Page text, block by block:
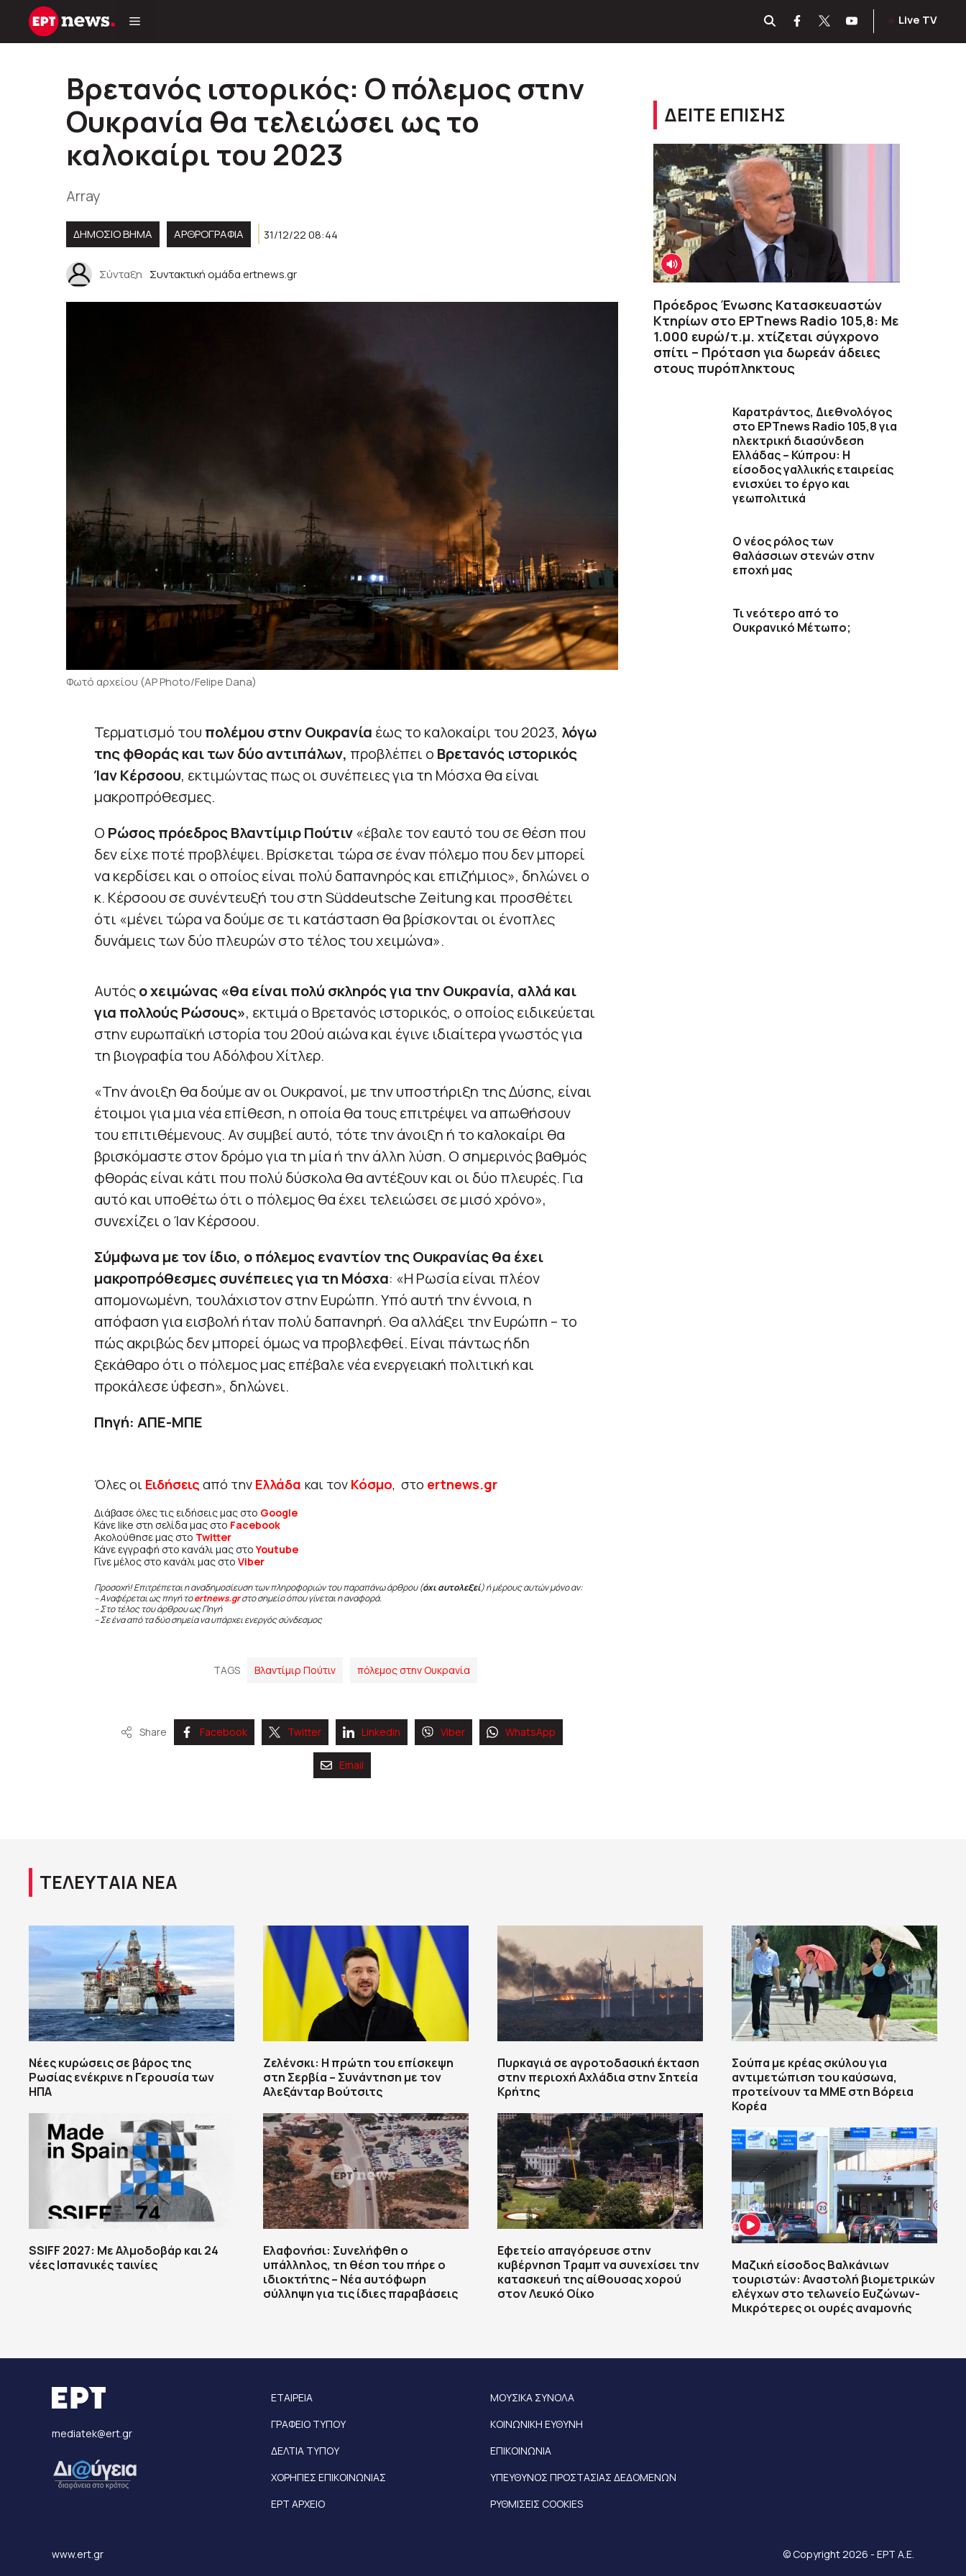
Μετάβαση
Live TV
Βρετανός ιστορικός: Ο πόλεμος στην
Ουκρανία θα τελειώσει ως το
καλοκαίρι του 2023
Array
ΔΗΜΟΣΙΟ ΒΗΜΑ ΑΡΘΡΟΓΡΑΦΊΑ 31/12/22 08:44
Σύνταξη Συντακτική ομάδα ertnews.gr
Φωτό αρχείου (AP Photo/Felipe Dana)
Τερματισμό του πολέμου στην Ουκρανία έως το καλοκαίρι του 2023, λόγω
της φθοράς και των δύο αντιπάλων, προβλέπει ο Βρετανός ιστορικός
Ίαν Κέρσοου, εκτιμώντας πως οι συνέπειες για τη Μόσχα θα είναι
μακροπρόθεσμες.
Ο Ρώσος πρόεδρος Βλαντίμιρ Πούτιν«έβαλε τον εαυτό του σε θέση που
δεν είχε ποτέ προβλέψει. Βρίσκεται τώρα σε έναν πόλεμο που δεν μπορεί
να κερδίσει και ο οποίος είναι πολύ δαπανηρός και επιζήμιος», δηλώνει ο
κ. Κέρσοου σε συνέντευξή του στη Süddeutsche Zeitung και προσθέτει
ότι «μένει τώρα να δούμε σε τι κατάσταση θα βρίσκονται οι ένοπλες
δυνάμεις των δύο πλευρών στο τέλος του χειμώνα».
Αυτόςο χειμώνας «θα είναι πολύ σκληρός για την Ουκρανία, αλλά και
για πολλούς Ρώσους», εκτιμά ο Βρετανός ιστορικός, ο οποίος ειδικεύεται
στην ευρωπαϊκή ιστορία του 20ού αιώνα και έγινε ιδιαίτερα γνωστός για
τη βιογραφία του Αδόλφου Χίτλερ.
«Την άνοιξη θα δούμε αν οι Ουκρανοί, με την υποστήριξη της Δύσης, είναι
έτοιμοι για μια νέα επίθεση, η οποία θα τους επιτρέψει να απωθήσουν
του επιτιθέμενους. Αν συμβεί αυτό, τότε την άνοιξη ή το καλοκαίρι θα
βρισκόμαστε στον δρόμο για τη μία ή την άλλη λύση. Ο σημερινός βαθμός
φθοράς είναι κάτι που πολύ δύσκολα θα αντέξουν και οι δύο πλευρές. Για
αυτό και υποθέτω ότι ο πόλεμος θα έχει τελειώσει σε μισό χρόνο»,
συνεχίζει ο Ίαν Κέρσοου.
Σύμφωνα με τον ίδιο, ο πόλεμος εναντίον της Ουκρανίας θα έχει
μακροπρόθεσμες συνέπειες για τη Μόσχα: «Η Ρωσία είναι πλέον
απομονωμένη, τουλάχιστον στην Ευρώπη. Υπό αυτή την έννοια, η
απόφαση για εισβολή ήταν πολύ δαπανηρή. Θα αλλάξει την Ευρώπη – το
πώς ακριβώς δεν μπορεί όμως να προβλεφθεί. Είναι πάντως ήδη
ξεκάθαρο ότι ο πόλεμος μας επέβαλε νέα ενεργειακή πολιτική και
προκάλεσε ύφεση», δηλώνει.
Πηγή: ΑΠΕ-ΜΠΕ
Όλες οι Ειδήσεις από την Ελλάδα και τον Κόσμο, στο ertnews.gr
Διάβασε όλες τις ειδήσεις μας στο Google
Κάνε like στη σελίδα μας στο Facebook
Ακολούθησε μας στο Twitter
Κάνε εγγραφή στο κανάλι μας στοYoutube
Γίνε μέλος στο κανάλι μας στο Viber
Προσοχή! Επιτρέπεται η αναδημοσίευση των πληροφοριών του παραπάνω άρθρου (όχι αυτολεξεί) ή μέρους αυτών μόνο αν:
– Αναφέρεται ως πηγή τοertnews.gr στο σημείο όπου γίνεται η αναφορά.
– Στο τέλος του άρθρου ως Πηγή
– Σε ένα από τα δύο σημεία να υπάρχει ενεργός σύνδεσμος
TAGS Βλαντίμιρ Πούτιν πόλεμος στην Ουκρανία
Share Facebook Twitter Linkedin Viber WhatsApp
Email
ΔΕΙΤΕ ΕΠΙΣΗΣ
Πρόεδρος Ένωσης Κατασκευαστών
Κτηρίων στο ΕΡΤnews Radio 105,8: Με
1.000 ευρώ/τ.μ. χτίζεται σύγχρονο
σπίτι – Πρόταση για δωρεάν άδειες
στους πυρόπληκτους
Καρατράντος, Διεθνολόγος
στο ΕΡΤnews Radio 105,8 για
ηλεκτρική διασύνδεση
Ελλάδας – Κύπρου: Η
είσοδος γαλλικής εταιρείας
ενισχύει το έργο και
γεωπολιτικά
O νέος ρόλος των
θαλάσσιων στενών στην
εποχή μας
Τι νεότερο από το
Ουκρανικό Μέτωπο;
ΤΕΛΕΥΤΑΙΑ ΝΕΑ
Νέες κυρώσεις σε βάρος της
Ρωσίας ενέκρινε η Γερουσία των
ΗΠΑ
SSIFF 2027: Με Αλμοδοβάρ και 24
νέες Ισπανικές ταινίες
Ζελένσκι: Η πρώτη του επίσκεψη
στη Σερβία – Συνάντηση με τον
Αλεξάνταρ Βούτσιτς
Ελαφονήσι: Συνελήφθη ο
υπάλληλος, τη θέση του πήρε ο
ιδιοκτήτης – Νέα αυτόφωρη
σύλληψη για τις ίδιες παραβάσεις
Πυρκαγιά σε αγροτοδασική έκταση
στην περιοχή Αχλάδια στην Σητεία
Κρήτης
Εφετείο απαγόρευσε στην
κυβέρνηση Τραμπ να συνεχίσει την
κατασκευή της αίθουσας χορού
στον Λευκό Οίκο
Σούπα με κρέας σκύλου για
αντιμετώπιση του καύσωνα,
προτείνουν τα ΜΜΕ στη Βόρεια
Κορέα
Μαζική είσοδος Βαλκάνιων
τουριστών: Αναστολή βιομετρικών
ελέγχων στο τελωνείο Ευζώνων-
Μικρότερες οι ουρές αναμονής
mediatek@ert.gr
ΕΤΑΙΡΕΙΑ
ΓΡΑΦΕΙΟ ΤΥΠΟΥ
ΔΕΛΤΙΑ ΤΥΠΟΥ
ΧΟΡΗΓΙΕΣ ΕΠΙΚΟΙΝΩΝΙΑΣ
ΕΡΤ ΑΡΧΕΙΟ
ΜΟΥΣΙΚΑ ΣΥΝΟΛΑ
ΚΟΙΝΩΝΙΚΗ ΕΥΘΥΝΗ
ΕΠΙΚΟΙΝΩΝΙΑ
ΥΠΕΥΘΥΝΟΣ ΠΡΟΣΤΑΣΙΑΣ ΔΕΔΟΜΕΝΩΝ
ΡΥΘΜΙΣΕΙΣ COOKIES
www.ert.gr © Copyright 2026 - ΕΡΤ Α.Ε.